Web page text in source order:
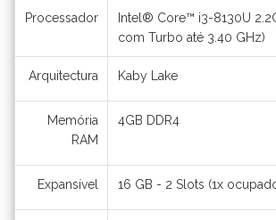
Processador
Intel® Core™ i3-8130U
com Turbo até 3.40 GHz)
Arquitectura Kaby Lake
Memória
RAM
4GB DDR4
Expansível 16 GB - 2 Slots (1x